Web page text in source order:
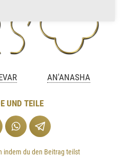
AN'ANASHA
UND TEILE
indem du den Beitrag teilst